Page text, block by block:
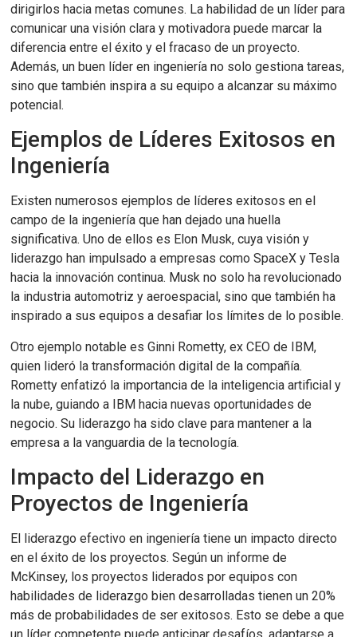
dirigirlos hacia metas comunes. La habilidad de un líder para
comunicar una visión clara y motivadora puede marcar la
diferencia entre el éxito y el fracaso de un proyecto.
Además, un buen líder en ingeniería no solo gestiona tareas,
sino que también inspira a su equipo a alcanzar su máximo
potencial.
Ejemplos de Líderes Exitosos en
Ingeniería
Existen numerosos ejemplos de líderes exitosos en el
campo de la ingeniería que han dejado una huella
significativa. Uno de ellos es Elon Musk, cuya visión y
liderazgo han impulsado a empresas como SpaceX y Tesla
hacia la innovación continua. Musk no solo ha revolucionado
la industria automotriz y aeroespacial, sino que también ha
inspirado a sus equipos a desafiar los límites de lo posible.
Otro ejemplo notable es Ginni Rometty, ex CEO de IBM,
quien lideró la transformación digital de la compañía.
Rometty enfatizó la importancia de la inteligencia artificial y
la nube, guiando a IBM hacia nuevas oportunidades de
negocio. Su liderazgo ha sido clave para mantener a la
empresa a la vanguardia de la tecnología.
Impacto del Liderazgo en
Proyectos de Ingeniería
El liderazgo efectivo en ingeniería tiene un impacto directo
en el éxito de los proyectos. Según un informe de
McKinsey, los proyectos liderados por equipos con
habilidades de liderazgo bien desarrolladas tienen un 20%
más de probabilidades de ser exitosos. Esto se debe a que